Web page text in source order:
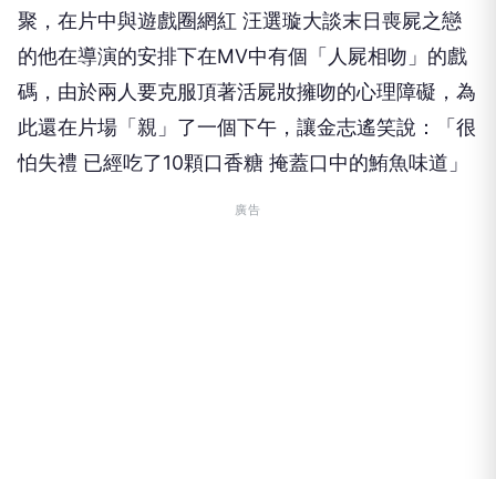
聚，在片中與遊戲圈網紅 汪選璇大談末日喪屍之戀
的他在導演的安排下在MV中有個「人屍相吻」的戲
碼，由於兩人要克服頂著活屍妝擁吻的心理障礙，為
此還在片場「親」了一個下午，讓金志遙笑說：「很
怕失禮 已經吃了10顆口香糖 掩蓋口中的鮪魚味道」
廣告